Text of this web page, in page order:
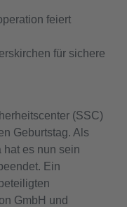
feiert
für sichere
(SSC)
Geburtstag. Als
hat es nun sein
Ein
GmbH und